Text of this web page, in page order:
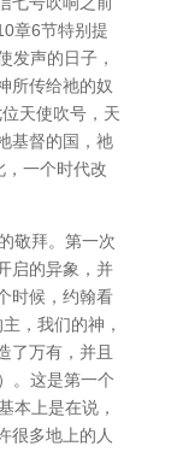
章6节特别提
发声的日子，
所传给祂的奴
天使吹号，天
基督的国，祂
，一个时代改
敬拜。第一次
启的异象，并
时候，约翰看
，我们的神，
了万有，并且
。这是第一个
本上是在说，
很多地上的人